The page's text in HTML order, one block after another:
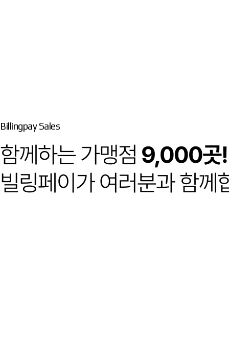
Billingpay Sales
함께하는 가맹점 9,000곳!
빌링페이가 여러분과 함께